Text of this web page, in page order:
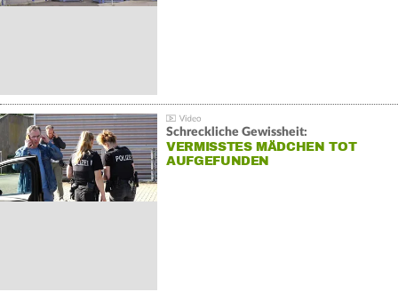
Schreckliche Gewissheit:
VERMISSTES MÄDCHEN TOT
AUFGEFUNDEN